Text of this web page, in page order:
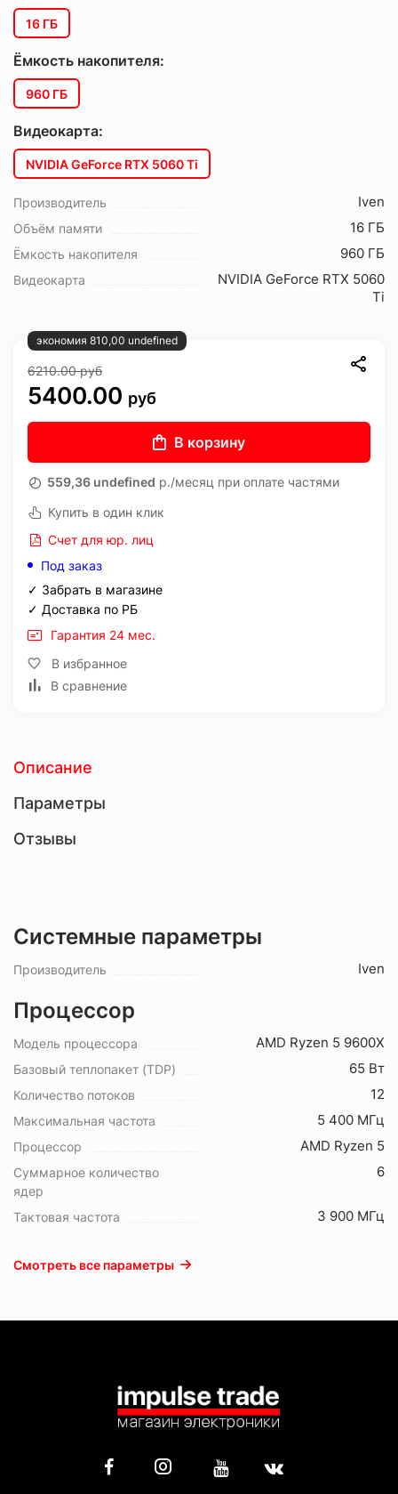
16 ГБ
Ёмкость накопителя:
960 ГБ
Видеокарта:
NVIDIA GeForce RTX 5060 Ti
Производитель Iven
Объём памяти 16 ГБ
Ёмкость накопителя 960 ГБ
Видеокарта
NVIDIA GeForce RTX 5060
Ti
экономия 810,00 undefined
6210.00руб
5400.00 руб
В корзину
559,36 undefined р./месяц при оплате частями
Купить в один клик
Счет для юр. лиц
Под заказ
✓ Забрать в магазине
✓ Доставка по РБ
Гарантия 24 мес.
В избранное
В сравнение
Описание
Параметры
Отзывы
Системные параметры
Производитель Iven
Процессор
Модель процессора AMD Ryzen 5 9600X
Базовый теплопакет (TDP) 65 Вт
Количество потоков 12
Максимальная частота 5 400 МГц
Процессор AMD Ryzen 5
Суммарное количество
ядер
6
Тактовая частота 3 900 МГц
Смотреть все параметры